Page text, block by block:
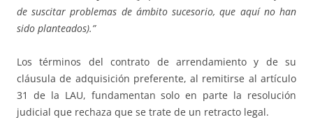
de suscitar problemas de ámbito sucesorio, que aquí no han
sido planteados).”
Los términos del contrato de arrendamiento y de su
cláusula de adquisición preferente, al remitirse al artículo
31 de la LAU, fundamentan solo en parte la resolución
judicial que rechaza que se trate de un retracto legal.